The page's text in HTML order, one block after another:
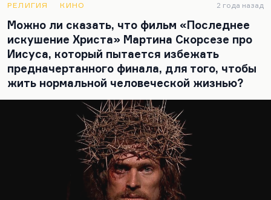
Мотыля. Мне по-прежнему не нравится эта
картина, но я не могу не признать, что там в
каждом кадре больше таланта, чем в
подавляющем большинстве кино 60-х годов. А
«Дети Памира» — вообще невозможно поверить,
что это первая картина. Какая потрясающая
свежесть, какая…
РЕЛИГИЯ КИНО 2 года назад
Можно ли сказать, что фильм «Последнее
искушение Христа» Мартина Скорсезе про
Иисуса, который пытается избежать
предначертанного финала, для того, чтобы
жить нормальной человеческой жизнью?